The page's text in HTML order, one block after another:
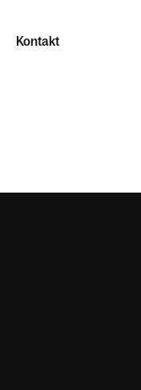
Kontakt